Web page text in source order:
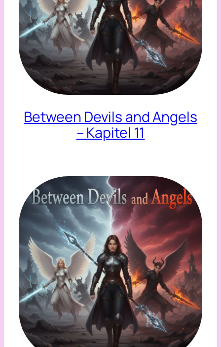
Between Devils and Angels
– Kapitel 11